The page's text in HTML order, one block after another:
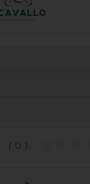
(0)